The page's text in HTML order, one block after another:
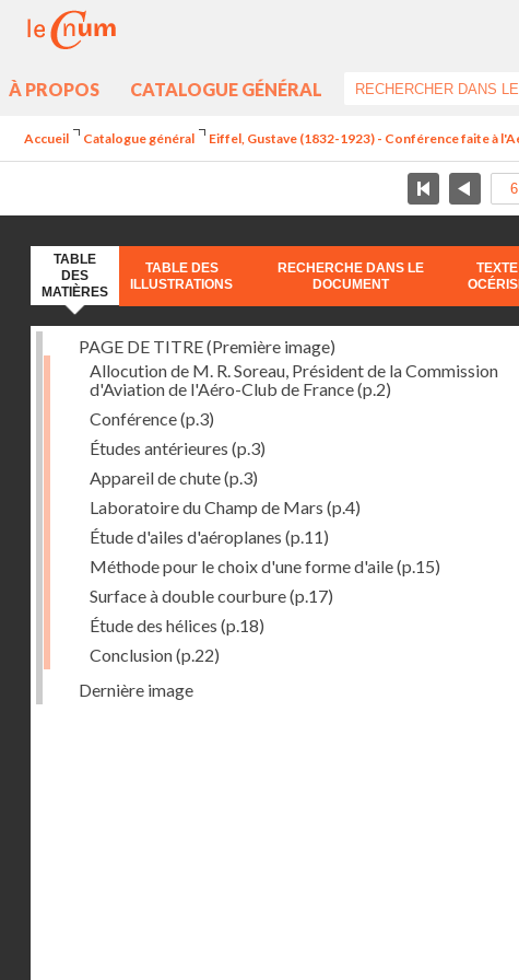
À PROPOS CATALOGUE GÉNÉRAL
Accueil Catalogue général Eiffel, Gustave (1832-1923) - Conférence faite à
TABLE
DES
MATIÈRES
TABLE DES
ILLUSTRATIONS
RECHERCHE DANS LE
DOCUMENT
TEXTE
PAGE DE TITRE (Première image)
Allocution de M. R. Soreau, Président de la Commission
d'Aviation de l'Aéro-Club de France(p.2)
Conférence(p.3)
Études antérieures (p.3)
Appareil de chute(p.3)
Laboratoire du Champ de Mars (p.4)
Étude d'ailes d'aéroplanes (p.11)
Méthode pour le choix d'une forme d'aile(p.15)
Surface à double courbure(p.17)
Étude des hélices (p.18)
Conclusion(p.22)
Dernière image